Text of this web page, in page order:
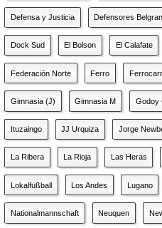
Defensa y Justicia Defensores
Dock Sud El Bolson El Calafate
Federación Norte Ferro
Gimnasia (J) Gimnasia M Godoy
Ituzaingo JJ Urquiza Jorge
La Ribera La Rioja Las Heras
Lokalfußball Los Andes Lugano
Nationalmannschaft Neuquen